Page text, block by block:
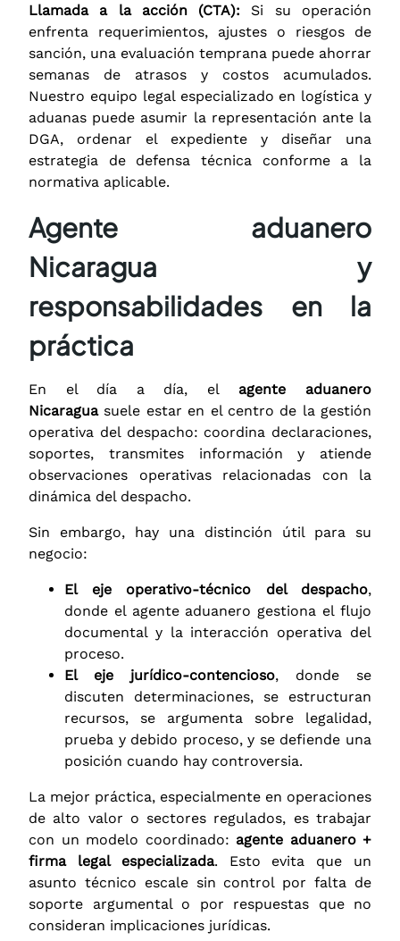
Llamada a la acción (CTA): Si su operación
enfrenta requerimientos, ajustes o riesgos de
sanción, una evaluación temprana puede ahorrar
semanas de atrasos y costos acumulados.
Nuestro equipo legal especializado en logística y
aduanas puede asumir la representación ante la
DGA, ordenar el expediente y diseñar una
estrategia de defensa técnica conforme a la
normativa aplicable.
Agente aduanero
Nicaragua y
responsabilidades en la
práctica
En el día a día, el agente aduanero
Nicaraguasuele estar en el centro de la gestión
operativa del despacho: coordina declaraciones,
soportes, transmites información y atiende
observaciones operativas relacionadas con la
dinámica del despacho.
Sin embargo, hay una distinción útil para su
negocio:
El eje operativo-técnico del despacho,
donde el agente aduanero gestiona el flujo
documental y la interacción operativa del
proceso.
El eje jurídico-contencioso, donde se
discuten determinaciones, se estructuran
recursos, se argumenta sobre legalidad,
prueba y debido proceso, y se defiende una
posición cuando hay controversia.
La mejor práctica, especialmente en operaciones
de alto valor o sectores regulados, es trabajar
con un modelo coordinado: agente aduanero +
firma legal especializada. Esto evita que un
asunto técnico escale sin control por falta de
soporte argumental o por respuestas que no
consideran implicaciones jurídicas.